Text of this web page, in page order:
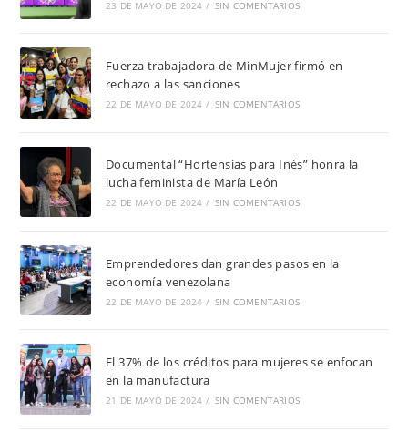
23 DE MAYO DE 2024 / SIN COMENTARIOS
Fuerza trabajadora de MinMujer firmó en
rechazo a las sanciones
22 DE MAYO DE 2024 / SIN COMENTARIOS
Documental “Hortensias para Inés” honra la
lucha feminista de María León
22 DE MAYO DE 2024 / SIN COMENTARIOS
Emprendedores dan grandes pasos en la
economía venezolana
22 DE MAYO DE 2024 / SIN COMENTARIOS
El 37% de los créditos para mujeres se enfocan
en la manufactura
21 DE MAYO DE 2024 / SIN COMENTARIOS